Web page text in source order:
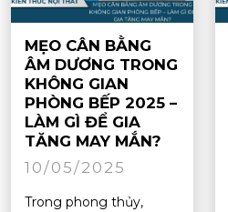
MẸO CÂN BẰNG
ÂM DƯƠNG TRONG
KHÔNG GIAN
PHÒNG BẾP 2025 –
LÀM GÌ ĐỂ GIA
TĂNG MAY MẮN?
10/05/2025
Trong phong thủy,